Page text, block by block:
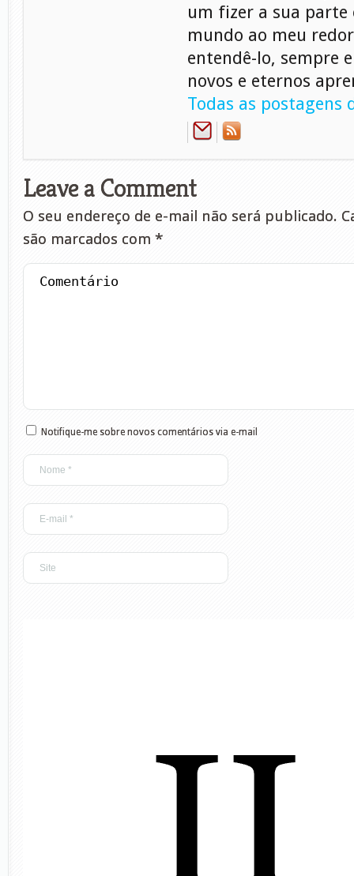
um fizer a sua parte
mundo ao meu
entendê-lo, sempre
novos e eternos
Todas as postagens
Leave a Comment
O seu endereço de e-mail não será publicado.
são marcados com *
Notifique-me sobre novos comentários via e-mail